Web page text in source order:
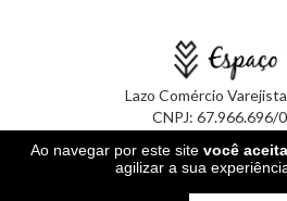
Ao navegar por este site você
agilizar a sua
Lazo Comércio
CNPJ: 67.966.696/
© 2026 | Todos os direitos
pelaWeethub|